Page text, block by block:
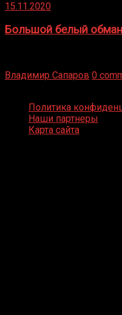
15.11.2020
Большой белый обман
Владимир Сапаров 0
Политика
Наши партнеры
Карта сайта